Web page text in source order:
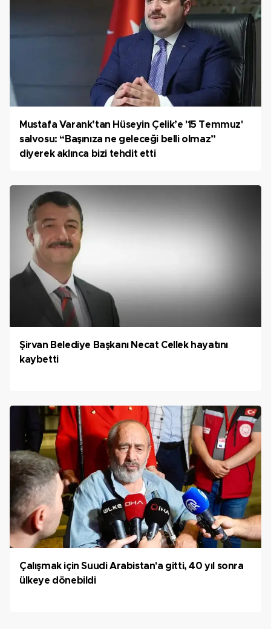
Mustafa Varank’tan Hüseyin Çelik’e '15 Temmuz'
salvosu: “Başınıza ne geleceği belli olmaz”
diyerek aklınca bizi tehdit etti
Şirvan Belediye Başkanı Necat Cellek hayatını
kaybetti
Çalışmak için Suudi Arabistan'a gitti, 40 yıl sonra
ülkeye dönebildi